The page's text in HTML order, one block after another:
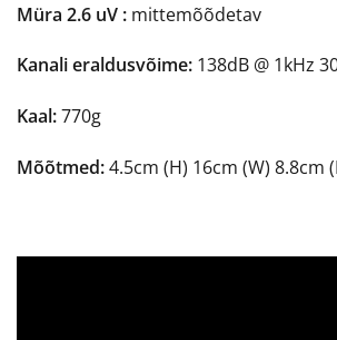
Müra 2.6 uV : mittemõõdetav
Kanali eraldusvõime: 138dB @ 1kHz
Kaal:770g
Mõõtmed:4.5cm (H) 16cm (W) 8.8cm